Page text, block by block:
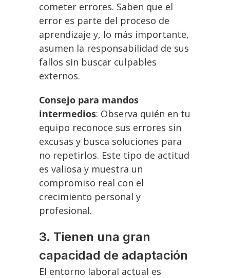
cometer errores. Saben que el
error es parte del proceso de
aprendizaje y, lo más importante,
asumen la responsabilidad de sus
fallos sin buscar culpables
externos.
Consejo para mandos
intermedios: Observa quién en tu
equipo reconoce sus errores sin
excusas y busca soluciones para
no repetirlos. Este tipo de actitud
es valiosa y muestra un
compromiso real con el
crecimiento personal y
profesional.
3. Tienen una gran
capacidad de adaptación
El entorno laboral actual es